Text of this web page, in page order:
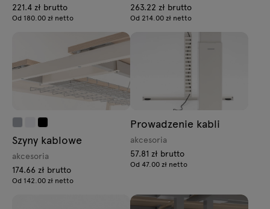
221.4 zł brutto
Od 180.00 zł netto
263.22 zł brutto
Od 214.00 zł netto
Szyny kablowe
akcesoria
174.66 zł brutto
Od 142.00 zł netto
Prowadzenie kabli
akcesoria
57.81 zł brutto
Od 47.00 zł netto